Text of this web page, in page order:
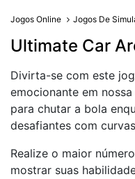
Jogos Online Jogos De
Ultimate Car
Divirta-se com este
emocionante em
para chutar a bola
desafiantes com
Realize o maior
mostrar suas